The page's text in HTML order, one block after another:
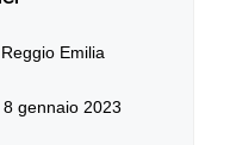
Emilia
gennaio 2023